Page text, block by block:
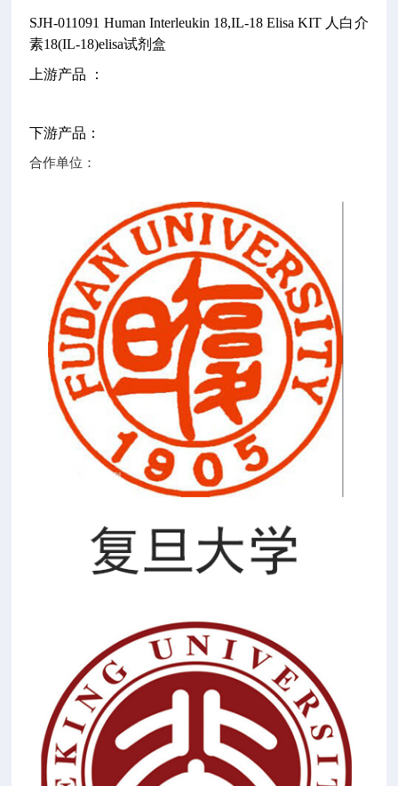
SJH-011091 Human Interleukin 18,IL-18 Elisa KIT 人白介
素18(IL-18)elisa试剂盒
上游产品 ：
下游产品：
合作单位：